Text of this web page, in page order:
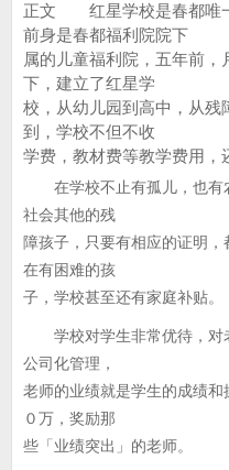
正文 红星学校是春都唯
前身是春都福利院院下
属的儿童福利院，五年前，
下，建立了红星学
校，从幼儿园到高中，从残
到，学校不但不收
学费，教材费等教学费用，
在学校不止有孤儿，也有
社会其他的残
障孩子，只要有相应的证明
在有困难的孩
子，学校甚至还有家庭补贴。
学校对学生非常优待，对
公司化管理，
老师的业绩就是学生的成绩
０万，奖励那
些「业绩突出」的老师。